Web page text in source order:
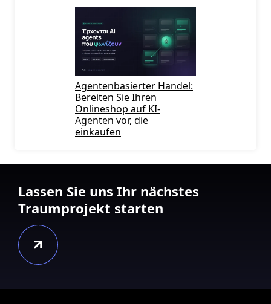
Agentenbasierter Handel:
Bereiten Sie Ihren
Onlineshop auf KI-
Agenten vor, die
einkaufen
Lassen Sie uns Ihr nächstes
Traumprojekt starten